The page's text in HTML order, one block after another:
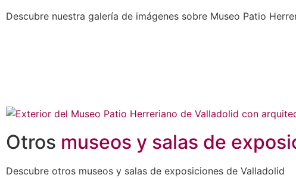
Descubre nuestra galería de imágenes sobre Museo Patio
Otros museos y salas de
Descubre otros museos y salas de exposiciones de Valladolid